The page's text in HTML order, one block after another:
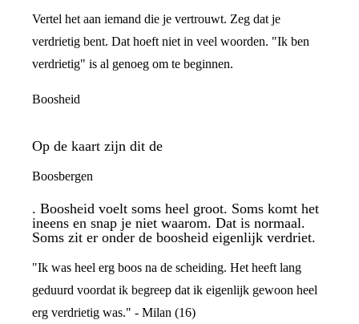
Vertel het aan iemand die je vertrouwt. Zeg dat je
verdrietig bent. Dat hoeft niet in veel woorden. "Ik ben
verdrietig" is al genoeg om te beginnen.
Boosheid
Op de kaart zijn dit de
Boosbergen
. Boosheid voelt soms heel groot. Soms komt het
ineens en snap je niet waarom. Dat is normaal.
Soms zit er onder de boosheid eigenlijk verdriet.
"Ik was heel erg boos na de scheiding. Het heeft lang
geduurd voordat ik begreep dat ik eigenlijk gewoon heel
erg verdrietig was." - Milan (16)